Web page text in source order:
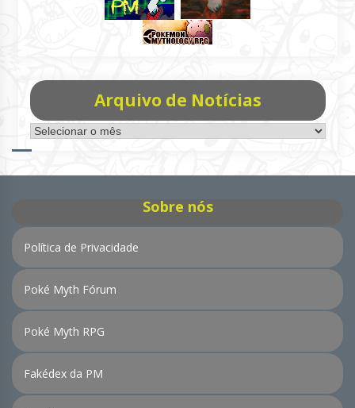
Arquivo de Notícias
Arquivo
de
Sobre nós
Política de Privacidade
Poké Myth Fórum
Poké Myth RPG
Fakédex da PM